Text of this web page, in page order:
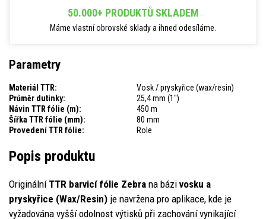
50.000+ PRODUKTŮ SKLADEM
Máme vlastní obrovské sklady a ihned odesíláme.
Parametry
Materiál TTR:
Vosk / pryskyřice (wax/resin)
Průměr dutinky:
25,4 mm (1")
Návin TTR fólie (m):
450 m
Šířka TTR fólie (mm):
80 mm
Provedení TTR fólie:
Role
Popis produktu
Originální TTR barvicí fólie Zebra na bázi vosku a
pryskyřice (Wax/Resin) je navržena pro aplikace, kde je
vyžadována vyšší odolnost výtisků při zachování vynikající